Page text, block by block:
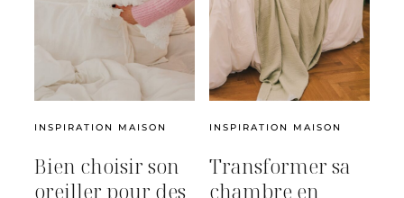
INSPIRATION MAISON
Bien choisir son
oreiller pour des
INSPIRATION MAISON
Transformer sa
chambre en